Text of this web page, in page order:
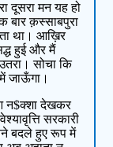
दूसरा मन यह हो
बार क़स्साबपुरा
था। आख़िर
हुई और मैं
सोचा कि
जाऊँगा।
न$क्शा देखकर
सरकारी
बदले हुए रूप में